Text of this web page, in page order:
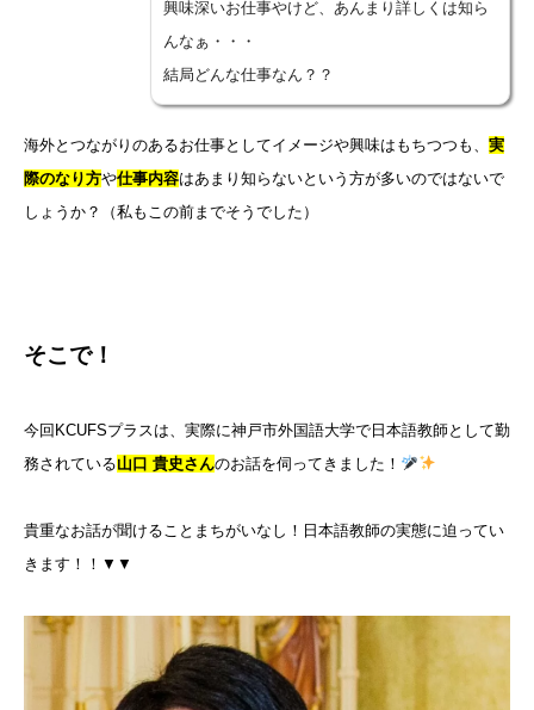
興味深いお仕事やけど、あんまり詳しくは知ら
んなぁ・・・
結局どんな仕事なん？？
海外とつながりのあるお仕事としてイメージや興味はもちつつも、 実
際のなり方や仕事内容はあまり知らないという方が多いのではないで
しょうか？（私もこの前までそうでした）
そこで！
今回KCUFSプラスは、実際に神戸市外国語大学で日本語教師として勤
務されている山口 貴史さんのお話を伺ってきました！
貴重なお話が聞けることまちがいなし！日本語教師の実態に迫ってい
きます！！▼▼